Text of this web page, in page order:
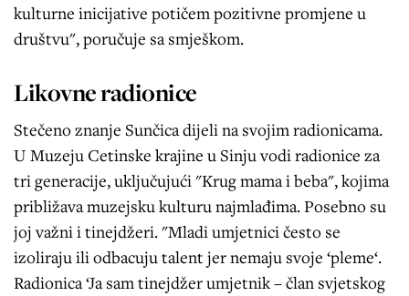
kulturne inicijative potičem pozitivne promjene u
društvu", poručuje sa smješkom.
Likovne radionice
Stečeno znanje Sunčica dijeli na svojim radionicama.
U Muzeju Cetinske krajine u Sinju vodi radionice za
tri generacije, uključujući "Krug mama i beba", kojima
približava muzejsku kulturu najmlađima. Posebno su
joj važni i tinejdžeri. "Mladi umjetnici često se
izoliraju ili odbacuju talent jer nemaju svoje ‘pleme‘.
Radionica ‘Ja sam tinejdžer umjetnik – član svjetskog